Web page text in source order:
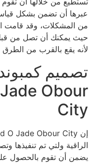
عبرها أن تضمن بشكل
من المشكلات، وقد قامت
حيث يمكنك أن تصل من
لأنه يقع بالقرب من الطرق
Obour
City
يضمن أن تقوم بالحصول